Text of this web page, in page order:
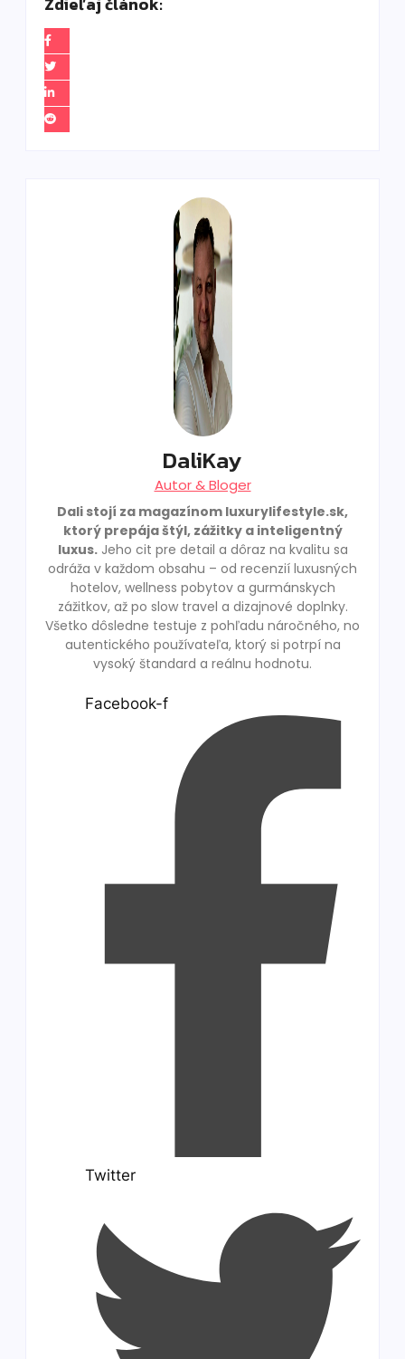
DaliKay
Autor & Bloger
Dali stojí za magazínom luxurylifestyle.sk,
ktorý prepája štýl, zážitky a inteligentný
luxus.Jeho cit pre detail a dôraz na kvalitu sa
odráža v každom obsahu – od recenzií luxusných
hotelov, wellness pobytov a gurmánskych
zážitkov, až po slow travel a dizajnové doplnky.
Všetko dôsledne testuje z pohľadu náročného, no
autentického používateľa, ktorý si potrpí na
vysoký štandard a reálnu hodnotu.
Facebook-f
Twitter